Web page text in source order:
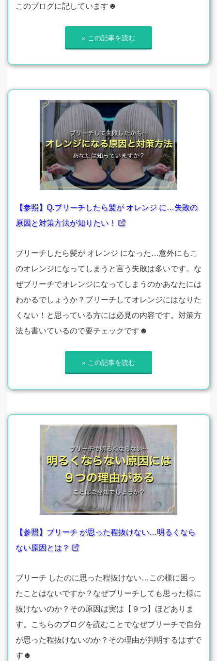
このブログに記しています☻
» この記事を読む
【参照】Q.ブリーチしたら髪が オレンジ に…失敗の
原因と対策方法が知りたい！
ブリーチしたら髪が オレンジ になった…意外にもこ
のオレンジになってしまうと言う失敗は多いです。な
ぜブリーチでオレンジになってしまうのかあなたには
わかるでしょうか？ブリーチしてオレンジにはなりた
くない！と思っている方には必見の内容です。対策方
法も書いているので要チェックです☻
» この記事を読む
【参照】ブリーチ が思った程抜けない…明るくなら
ない原因とは？
ブリーチ したのに思った程抜けない…この様に困っ
たことはないですか？なぜブリーチしても思った様に
抜けないのか？その原因は実は【９つ】ほどありま
す。こちらのブログを読むことでなぜブリーチで自分
が思った程抜けないのか？その理由が判明するはずで
す☻